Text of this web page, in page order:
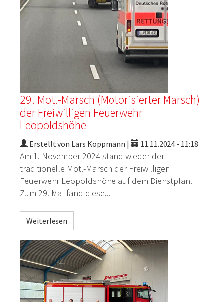
29. Mot.-Marsch (Motorisierter Marsch)
der Freiwilligen Feuerwehr
Leopoldshöhe
Erstellt von Lars Koppmann | 11.11.2024 - 11:18
Am 1. November 2024 stand wieder der
traditionelle Mot.-Marsch der Freiwilligen
Feuerwehr Leopoldshöhe auf dem Dienstplan.
Zum 29. Mal fand diese...
Weiterlesen